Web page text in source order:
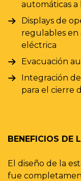
automáticas a
Displays de
regulables
eléctrica
Evacuación
Integración
para el cierre
BENEFICIOS DE
El diseño de la
fue